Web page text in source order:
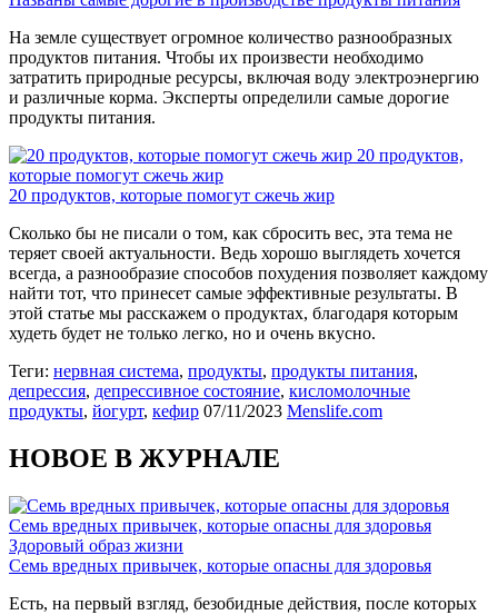
На земле существует огромное количество разнообразных
продуктов питания. Чтобы их произвести необходимо
затратить природные ресурсы, включая воду электроэнергию
и различные корма. Эксперты определили самые дорогие
продукты питания.
20 продуктов,
которые помогут сжечь жир
20 продуктов, которые помогут сжечь жир
Сколько бы не писали о том, как сбросить вес, эта тема не
теряет своей актуальности. Ведь хорошо выглядеть хочется
всегда, а разнообразие способов похудения позволяет каждому
найти тот, что принесет самые эффективные результаты. В
этой статье мы расскажем о продуктах, благодаря которым
худеть будет не только легко, но и очень вкусно.
Теги: нервная система, продукты, продукты питания,
депрессия, депрессивное состояние, кисломолочные
продукты, йогурт, кефир 07/11/2023 Menslife.com
НОВОЕ В ЖУРНАЛЕ
Семь вредных привычек, которые опасны для здоровья
Здоровый образ жизни
Семь вредных привычек, которые опасны для здоровья
Есть, на первый взгляд, безобидные действия, после которых